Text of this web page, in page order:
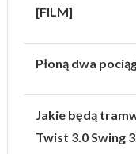
[FILM]
Płoną dwa
Jakie będą
Twist 3.0 Swing